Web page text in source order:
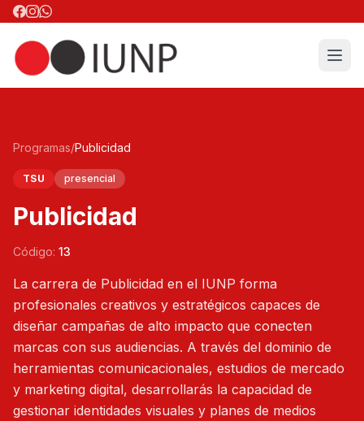
Programas/Publicidad
TSU presencial
Publicidad
Código: 13
La carrera de Publicidad en el IUNP forma
profesionales creativos y estratégicos capaces de
diseñar campañas de alto impacto que conecten
marcas con sus audiencias. A través del dominio de
herramientas comunicacionales, estudios de mercado
y marketing digital, desarrollarás la capacidad de
gestionar identidades visuales y planes de medios